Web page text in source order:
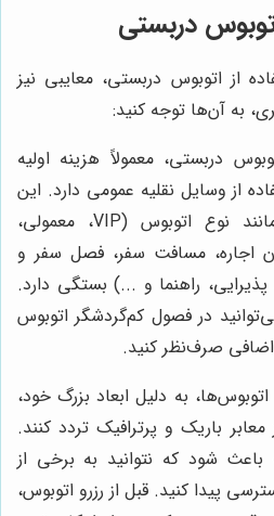
دربستی
از اتوبوس دربستی، معایبی نیز
به آن‌ها توجه کنید:
دربستی، معمولاً هزینه اولیه
از وسایل نقلیه عمومی دارد. این
هزینه، به عواملی مانند نوع اتوبوس (VIP، معمولی،
اجاره، مسافت سفر، فصل سفر و
راهنما و ...) بستگی دارد.
در فصول کم‌گردشگر اتوبوس
اضافی صرف‌نظر کنید.
اتوبوس‌ها، به دلیل ابعاد بزرگ خود،
باریک و پرترافیک تردد کنند.
شود که نتوانید به برخی از
پیدا کنید. قبل از رزرو اتوبوس،